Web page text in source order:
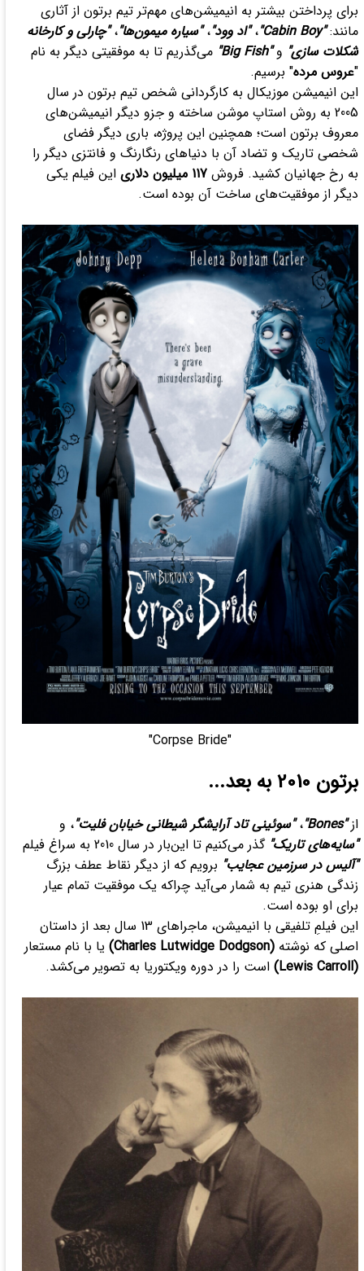
برای پرداختن بیشتر به انیمیشن‌های مهم‌تر تیم برتون از آثاری
مانند:"Cabin Boy" ،"اد وود"،"سیاره میمون‌ها"،"چارلی و کارخانه
شکلات سازی" و"Big Fish"
می‌گذریم تا به موفقیتی دیگر به نام
"عروس مرده" برسیم.
این انیمیشن موزیکال به کارگردانی شخص تیم برتون در سال
2005 به روش استاپ موشن ساخته و جزو دیگر انیمیشن‌های
معروف برتون است؛ همچنین این پروژه، باری دیگر فضای
شخصی تاریک و تضاد آن با دنیاهای رنگارنگ و فانتزی دیگر را
به رخ جهانیان کشید. فروش 117 میلیون دلاری
این فیلم یکی
دیگر از موفقیت‌های ساخت آن بوده است.
"Corpse Bride"
برتون 2010 به بعد...
از"Bones" ،"سوئینی تاد آرایشگر شیطانی خیابان فلیت"، و
"سایه‌های تاریک" گذر می‌کنیم تا این‌بار در سال 2010 به سراغ فیلم
"آلیس در سرزمین عجایب" برویم که از دیگر نقاط عطف بزرگ
زندگی هنری تیم به شمار می‌آید چراکه یک موفقیت تمام عیار
برای او بوده است.
این فیلمِ تلفیقی با انیمیشن، ماجراهای 13 سال بعد از داستان
اصلی که نوشته (Charles Lutwidge Dodgson)
یا با نام مستعار
(Lewis Carroll)
است را در دوره ویکتوریا به تصویر می‌کشد.